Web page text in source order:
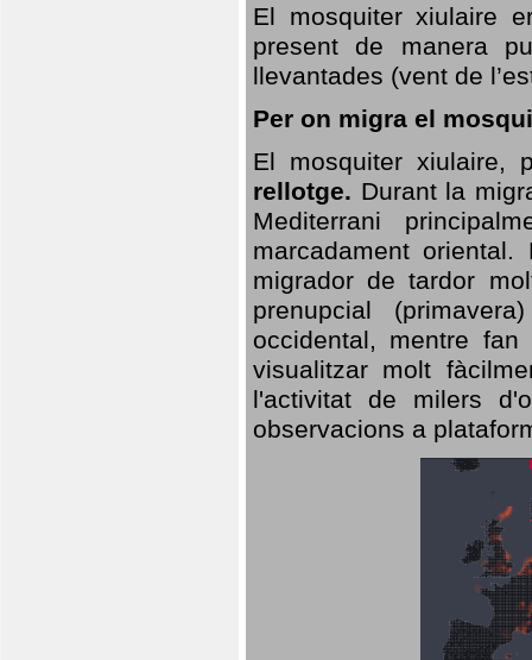
El mosquiter xiulaire
present de manera
llevantades (vent de
Per on migra el
El mosquiter xiulaire,
rellotge. Durant la
Mediterrani
marcadament
migrador de tardor
prenupcial
occidental, mentre
visualitzar molt
l'activitat de milers
observacions a